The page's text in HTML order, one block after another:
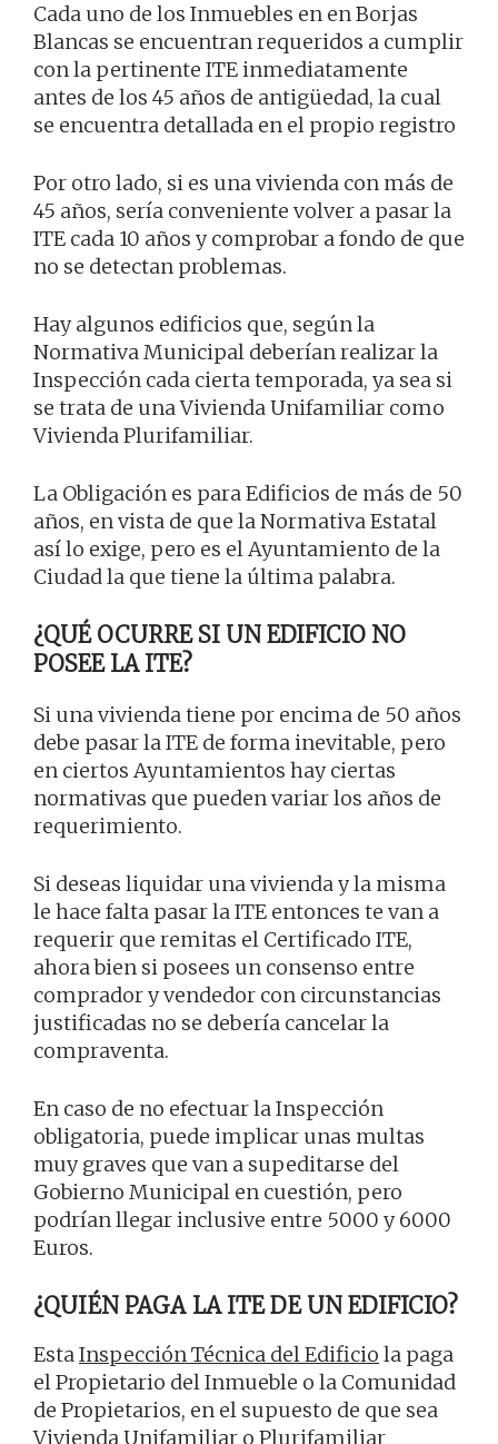
Cada uno de los Inmuebles en en Borjas
Blancas se encuentran requeridos a cumplir
con la pertinente ITE inmediatamente
antes de los 45 años de antigüedad, la cual
se encuentra detallada en el propio registro
Por otro lado, si es una vivienda con más de
45 años, sería conveniente volver a pasar la
ITE cada 10 años y comprobar a fondo de que
no se detectan problemas.
Hay algunos edificios que, según la
Normativa Municipal deberían realizar la
Inspección cada cierta temporada, ya sea si
se trata de una Vivienda Unifamiliar como
Vivienda Plurifamiliar.
La Obligación es para Edificios de más de 50
años, en vista de que la Normativa Estatal
así lo exige, pero es el Ayuntamiento de la
Ciudad la que tiene la última palabra.
¿QUÉ OCURRE SI UN EDIFICIO NO
POSEE LA ITE?
Si una vivienda tiene por encima de 50 años
debe pasar la ITE de forma inevitable, pero
en ciertos Ayuntamientos hay ciertas
normativas que pueden variar los años de
requerimiento.
Si deseas liquidar una vivienda y la misma
le hace falta pasar la ITE entonces te van a
requerir que remitas el Certificado ITE,
ahora bien si posees un consenso entre
comprador y vendedor con circunstancias
justificadas no se debería cancelar la
compraventa.
En caso de no efectuar la Inspección
obligatoria, puede implicar unas multas
muy graves que van a supeditarse del
Gobierno Municipal en cuestión, pero
podrían llegar inclusive entre 5000 y 6000
Euros.
¿QUIÉN PAGA LA ITE DE UN EDIFICIO?
EstaInspección Técnica del Edificio la paga
el Propietario del Inmueble o la Comunidad
de Propietarios, en el supuesto de que sea
Vivienda Unifamiliar o Plurifamiliar